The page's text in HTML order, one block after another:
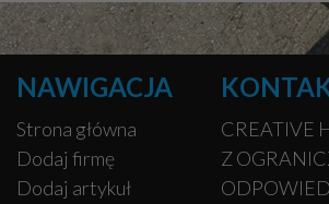
NAWIGACJA
Strona główna
Dodaj firmę
Dodaj artykuł
CREATIVE
Z